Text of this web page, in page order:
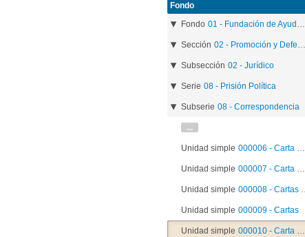
Fondo
Fondo 01 - Fundación de Ayuda Social de las Iglesias Cristianas
Sección 02 - Promoción y Defensa de los Derechos Humanos
Subsección 02 - Jurídico
Serie 08 - Prisión Política
Subserie 08 - Correspondencia
...
Unidad simple 000006 - Carta enviada a la Fundación de Ayuda Social de las Iglesias Cristianas (FASIC)
Unidad simple 000007 - Carta Monica Madariaga Gutierrez
Unidad simple 000008 - Cartas Karl Heinz Moos
Unidad simple 000009 - Cartas
Unidad simple 000010 - Carta a Sergio Fernández